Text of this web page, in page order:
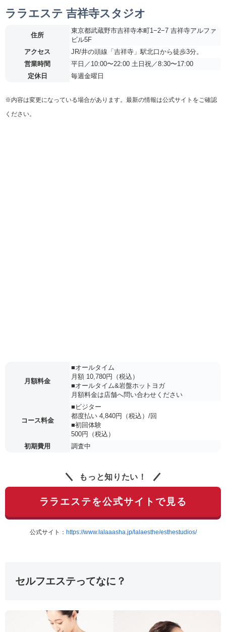
ララエステ 吉祥寺スタジオ
住所
東京都武蔵野市吉祥寺本町1−2−7 吉祥寺アルファ
ビル5F
アクセス
JR/井の頭線「吉祥寺」駅北口から徒歩3分。
営業時間
平日／10:00〜22:00 土日祝／8:30〜17:00
定休日
毎週金曜日
※内容は変更になっている場合があります。最新の情報は公式サイトをご確認
ください。
月額料金
■オールタイム
月額 10,780円（税込）
■オールタイム&岩盤ホットヨガ
月額料金は店舗へ問い合わせください
コース料金
■ビジター
都度払い 4,840円（税込）/回
■初回体験
500円（税込）
初期費用
調査中
もっと知りたい！
ララエステを公式サイトで見る
公式サイト： https://www.lalaaasha.jp/lalaesthe/esthestudios/
セルフエステってなに？